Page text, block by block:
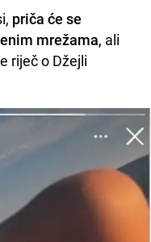
priča će se
mrežama, ali
riječ o Džejli